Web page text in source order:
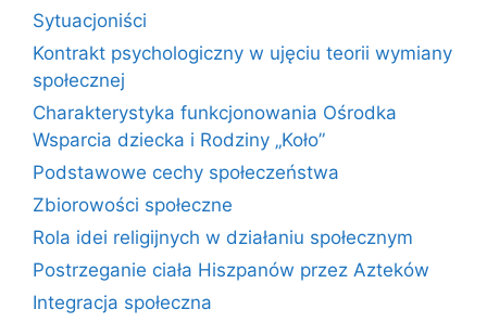
Sytuacjoniści
Kontrakt psychologiczny w ujęciu teorii wymiany
społecznej
Charakterystyka funkcjonowania Ośrodka
Wsparcia dziecka i Rodziny „Koło”
Podstawowe cechy społeczeństwa
Zbiorowości społeczne
Rola idei religijnych w działaniu społecznym
Postrzeganie ciała Hiszpanów przez Azteków
Integracja społeczna